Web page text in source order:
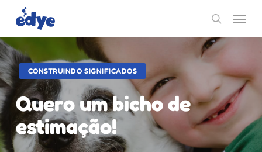
main
content
search
Menu
CONSTRUINDO SIGNIFICADOS
Quero um bicho de
estimação!